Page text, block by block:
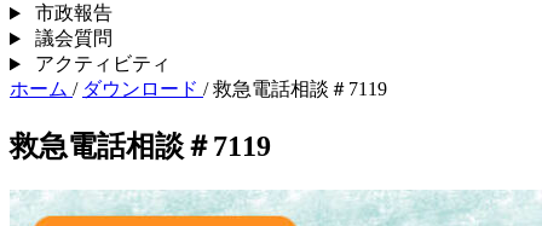
市政報告
議会質問
アクティビティ
ホーム / ダウンロード / 救急電話相談＃7119
救急電話相談＃7119